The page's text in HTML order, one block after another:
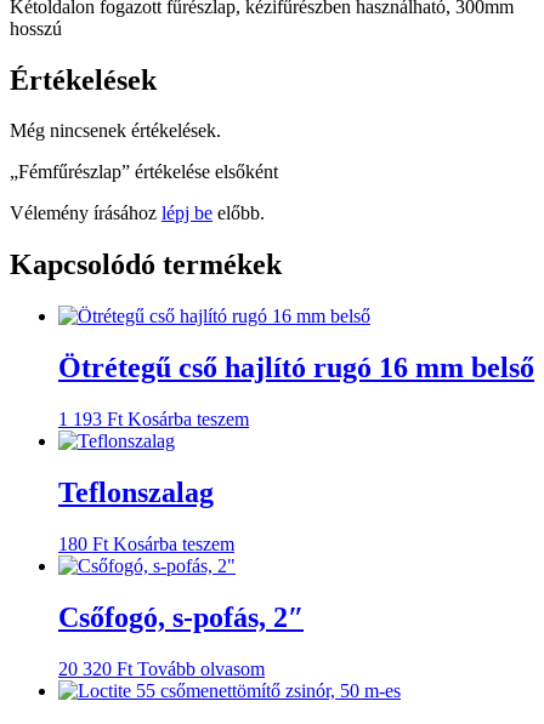
Kétoldalon fogazott fűrészlap, kézifűrészben használható, 300mm
hosszú
Értékelések
Még nincsenek értékelések.
„Fémfűrészlap” értékelése elsőként
Vélemény írásához lépj be előbb.
Kapcsolódó termékek
Ötrétegű cső hajlító rugó 16 mm belső
1 193 Ft Kosárba teszem
Teflonszalag
180 Ft Kosárba teszem
Csőfogó, s-pofás, 2″
20 320 Ft Tovább olvasom